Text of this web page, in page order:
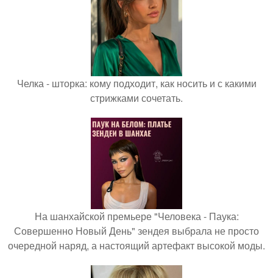
Челка - шторка: кому подходит, как носить и с какими
стрижками сочетать.
На шанхайской премьере "Человека - Паука:
Совершенно Новый День" зендея выбрала не просто
очередной наряд, а настоящий артефакт высокой моды.